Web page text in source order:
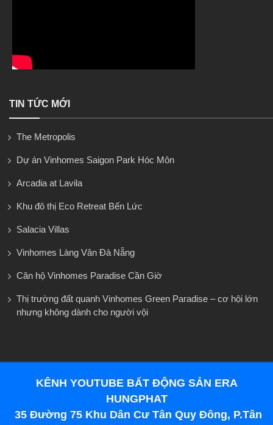
TIN TỨC MỚI
The Metropolis
Dự án Vinhomes Saigon Park Hóc Môn
Arcadia at Lavila
Khu đô thị Eco Retreat Bến Lức
Salacia Villas
Vinhomes Làng Vân Đà Nẵng
Căn hộ Vinhomes Paradise Cần Giờ
Thị trường đất quanh Vinhomes Green Paradise – cơ hội lớn
nhưng không dành cho người vội
KÊNH YOUTUBE BẤT ĐỘNG SẢN ERA
HUNGPHAT
35 Đường 75 Khu Dân Cư Tân Quy Đông, P.Tân